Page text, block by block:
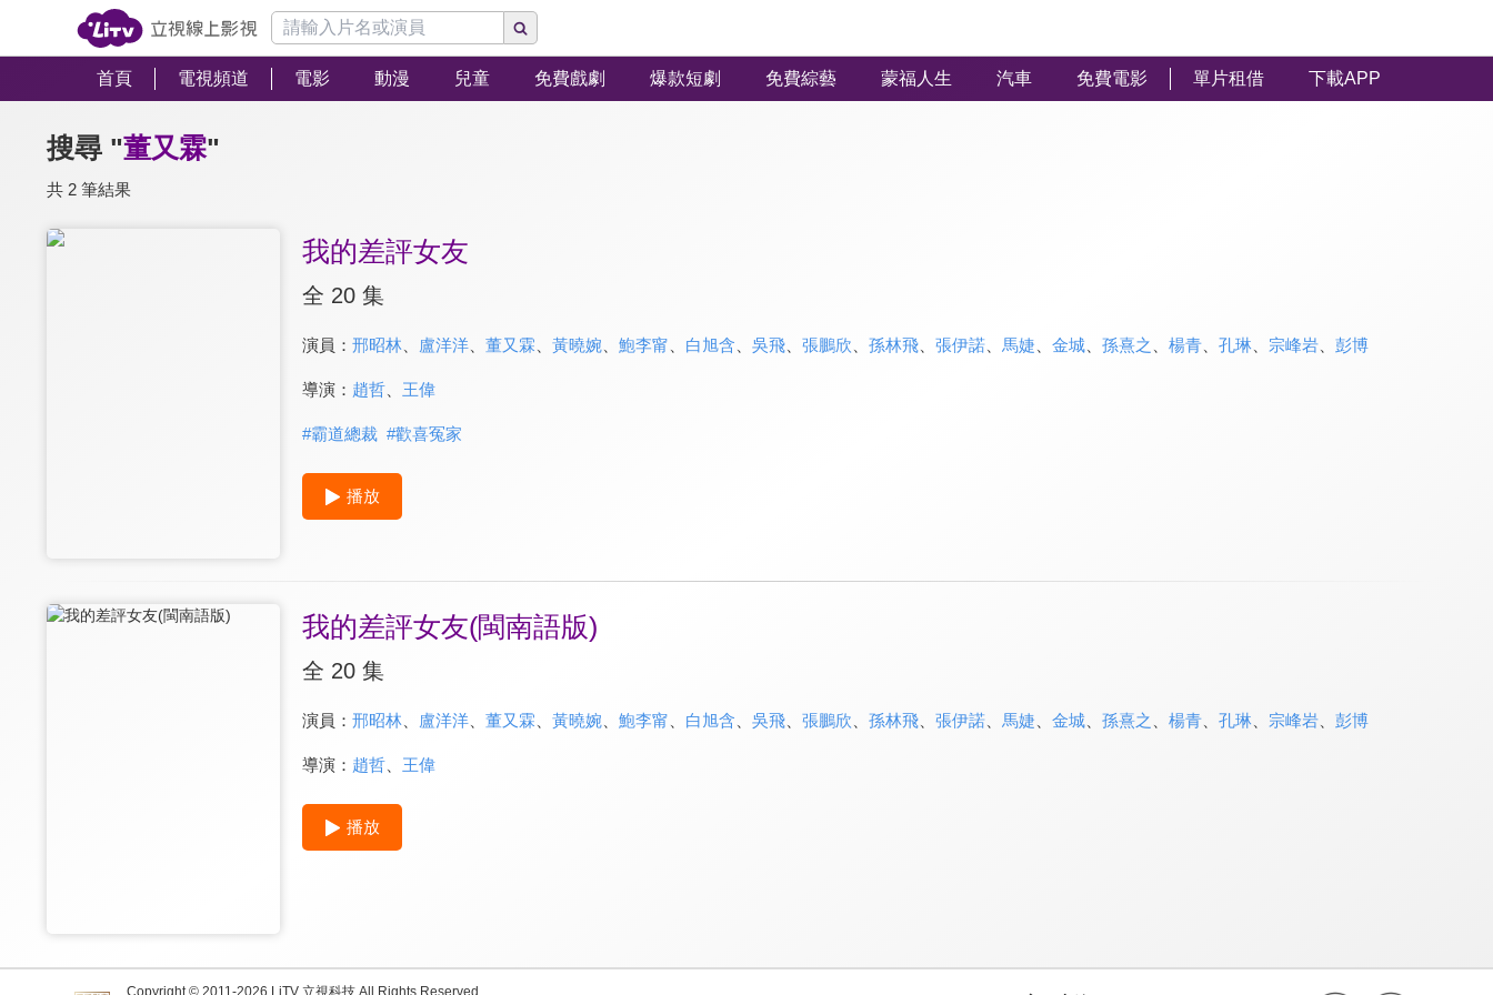
首頁 電視頻道 電影 動漫 兒童 免費戲劇 爆款短劇 免費綜藝 蒙福人生 汽車 免費電影 單片租借 下載APP
搜尋 "董又霖"
共 2 筆結果
我的差評女友
全 20 集
演員： 邢昭林、 盧洋洋、 董又霖 黃曉婉、 鮑李甯 白旭含 吳飛、 張鵬欣 孫林飛、 張伊諾、 馬婕 金城、 孫熹之 楊青、 孔琳、 宗峰岩、 彭博
導演： 趙哲、 王偉
#霸道總裁 #歡喜冤家
播放
我的差評女友(閩南語版)
全 20 集
演員： 邢昭林、 盧洋洋、 董又霖 黃曉婉、 鮑李甯 白旭含 吳飛、 張鵬欣 孫林飛、 張伊諾、 馬婕 金城、 孫熹之 楊青、 孔琳、 宗峰岩、 彭博
導演： 趙哲、 王偉
播放
Copyright © 2011-2026 LiTV 立視科技 All Rights Reserved.